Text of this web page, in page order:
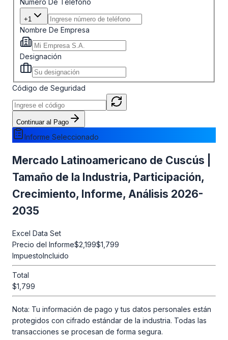
+1
Nombre De Empresa
Designación
Código de Seguridad
Continuar al Pago
Informe Seleccionado
Mercado Latinoamericano de Cuscús |
Tamaño de la Industria, Participación,
Crecimiento, Informe, Análisis 2026-
2035
Excel Data Set
Precio del Informe$2,199$1,799
ImpuestoIncluido
Total
$1,799
Nota: Tu información de pago y tus datos personales están
protegidos con cifrado estándar de la industria. Todas las
transacciones se procesan de forma segura.